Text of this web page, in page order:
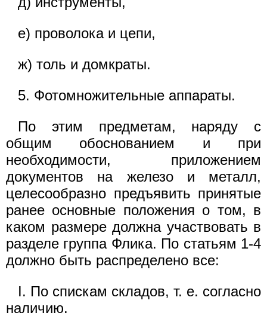
е) проволока и цепи,
ж) толь и домкраты.
5. Фотомножительные аппараты.
По этим предметам, наряду с
общим обоснованием и при
необходимости, приложением
документов на железо и металл,
целесообразно предъявить принятые
ранее основные положения о том, в
каком размере должна участвовать в
разделе группа Флика. По статьям 1-4
должно быть распределено все:
I. По спискам складов, т. е. согласно
наличию.